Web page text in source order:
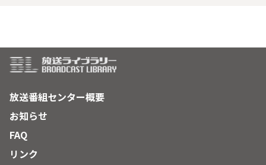
放送番組センター概要
お知らせ
FAQ
リンク